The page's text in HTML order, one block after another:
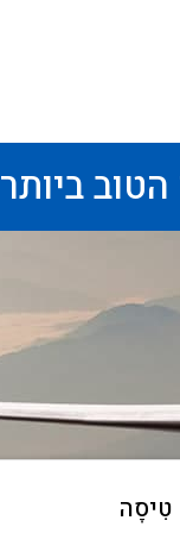
ביותר
טִיסָה